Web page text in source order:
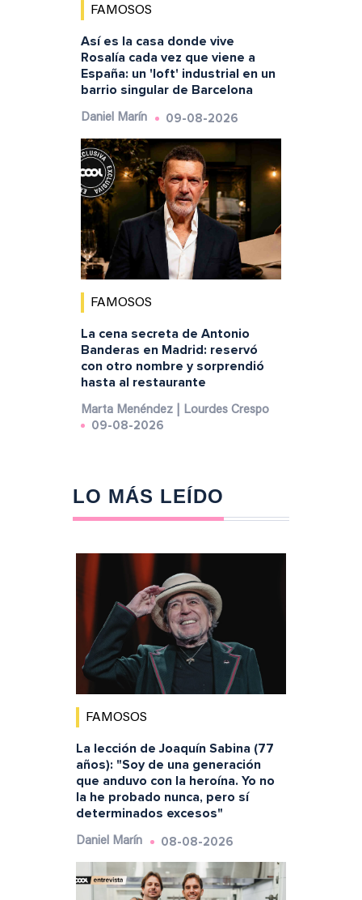
FAMOSOS
Así es la casa donde vive
Rosalía cada vez que viene a
España: un 'loft' industrial en un
barrio singular de Barcelona
Daniel Marín 09-08-2026
FAMOSOS
La cena secreta de Antonio
Banderas en Madrid: reservó
con otro nombre y sorprendió
hasta al restaurante
Marta Menéndez | Lourdes Crespo
09-08-2026
LO MÁS LEÍDO
FAMOSOS
La lección de Joaquín Sabina (77
años): "Soy de una generación
que anduvo con la heroína. Yo no
la he probado nunca, pero sí
determinados excesos"
Daniel Marín 08-08-2026